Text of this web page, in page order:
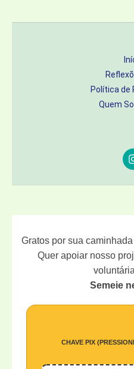
Política de
Quem
Gratos por sua
Quer apoiar nosso
Semeie
CHAVE PIX